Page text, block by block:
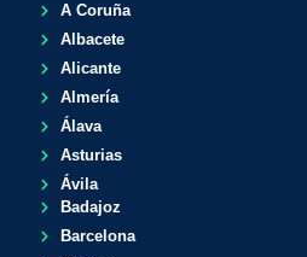
A Coruña
Albacete
Alicante
Almería
Álava
Asturias
Ávila
Badajoz
Barcelona